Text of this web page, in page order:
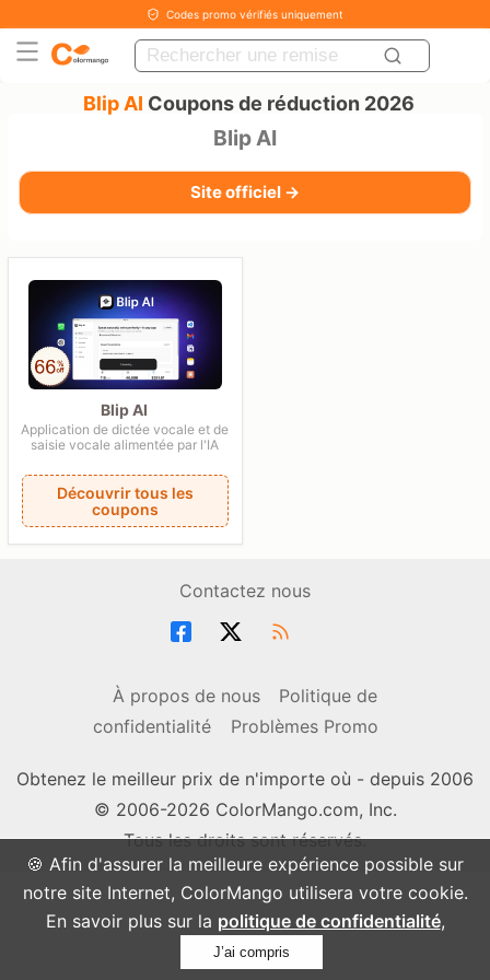
🍪 Afin d'assurer la meilleure expérience possible sur
notre site Internet, ColorMango utilisera votre cookie.
En savoir plus sur la politique de confidentialité,
J’ai compris
Codes promo vérifiés uniquement
Blip AI Coupons de réduction 2026
Blip AI
Site officiel →
Blip AI
Application de dictée vocale et de
saisie vocale alimentée par l'IA
Découvrir tous les
coupons
Contactez nous
À propos de nous
Politique de
confidentialité
Problèmes Promo
Obtenez le meilleur prix de n'importe où - depuis 2006
© 2006-2026 ColorMango.com, Inc.
Tous les droits sont réservés.